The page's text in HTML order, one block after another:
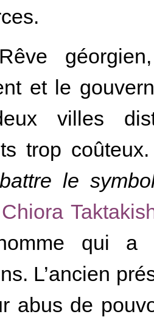
et le
villes
trop coûteux.
le
Chiora
qui
L’ancien
abus de